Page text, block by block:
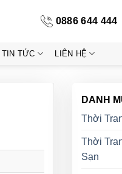
0886 644 444
TIN TỨC LIÊN HỆ
DANH
Thời
Thời
Sạn